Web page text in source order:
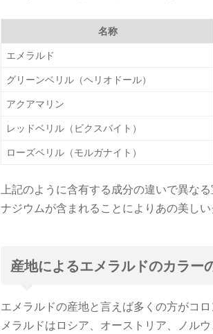
名称
エメラルド
グリーンベリル（ヘリオドール）
アクアマリン
レッドベリル（ビクスバイト）
ローズベリル（モルガナイト）
上記のように含有する成分の違いで異な
ナジウムが含まれることによりあの美しい
産地によるエメラルドのカラー
エメラルドの産地と言えば多くの方がコ
メラルドはロシア、オーストリア、ノル